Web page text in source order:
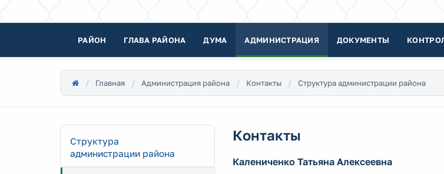
РАЙОН ГЛАВА РАЙОНА ДУМА АДМИНИСТРАЦИЯ ДОКУМЕНТЫ
Главная Администрация района Контакты Структура администрации района
Структура
администрации района
Контакты
Калениченко Татьяна Алексеевна